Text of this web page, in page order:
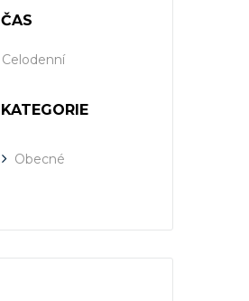
ČAS
Celodenní
KATEGORIE
Obecné